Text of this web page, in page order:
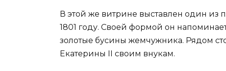
В этой же витрине выставлен один из
1801 году. Своей формой он
золотые бусины жемчужника. Рядом
Екатерины II своим внукам.